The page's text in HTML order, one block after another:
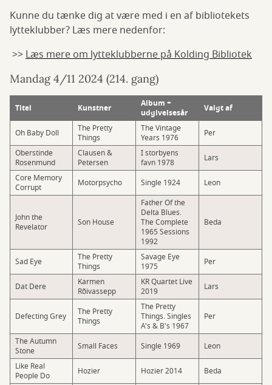
Kunne du tænke dig at være med i en af bibliotekets
lytteklubber? Læs mere nedenfor:
>>Læs mere om lytteklubberne på Kolding Bibliotek
Mandag 4/11 2024 (214. gang)
Titel Kunstner
Album +
udgivelsesår
Valgt af
Oh Baby Doll
The Pretty
Things
The Vintage
Years 1976
Per
Oberstinde
Rosenmund
Clausen &
Petersen
I storbyens
favn 1978
Lars
Core Memory
Corrupt
Motorpsycho Single 1924 Leon
John the
Revelator
Son House
Father Of the
Delta Blues.
The Complete
1965 Sessions
1992
Beda
Sad Eye
The Pretty
Things
Savage Eye
1975
Per
Dat Dere
Karmen
Rõivassepp
KR Quartet Live
2019
Lars
Defecting Grey
The Pretty
Things
The Pretty
Things. Singles
A's & B's 1967
Per
The Autumn
Stone
Small Faces Single 1969
Leon
Like Real
People Do
Hozier Hozier 2014
Beda